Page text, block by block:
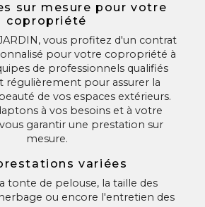
sur mesure pour votre
copropriété
vous profitez d'un contrat
pour votre copropriété à
de professionnels qualifiés
régulièrement pour assurer la
de vos espaces extérieurs.
à vos besoins et à votre
garantir une prestation sur
mesure.
variées
tonte de pelouse, la taille des
ou encore l'entretien des